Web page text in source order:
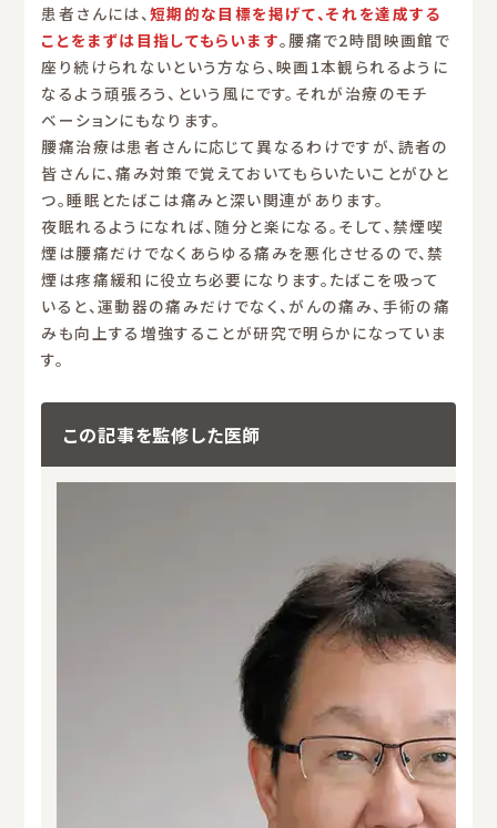
患者さんには、 短期的な目標を掲げて、それを達成する
ことをまずは目指してもらいます。腰痛で2時間映画館で
座り続けられないという方なら、映画1本観られるように
なるよう頑張ろう、という風にです。それが治療のモチ
ベーションにもなります。
腰痛治療は患者さんに応じて異なるわけですが、読者の
皆さんに、痛み対策で覚えておいてもらいたいことがひと
つ。睡眠とたばこは痛みと深い関連があります。
夜眠れるようになれば、随分と楽になる。そして、禁煙喫
煙は腰痛だけでなくあらゆる痛みを悪化させるので、禁
煙は疼痛緩和に役立ち必要になります。たばこを吸って
いると、運動器の痛みだけでなく、がんの痛み、手術の痛
みも向上する増強することが研究で明らかになっていま
す。
この記事を監修した医師